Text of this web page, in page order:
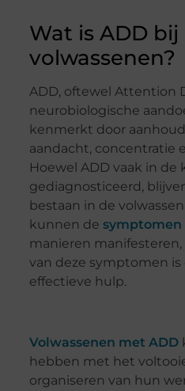
Wat is ADD bij
volwassenen?
ADD, oftewel Attention
neurobiologische
kenmerkt door
aandacht, concentratie
Hoewel ADD vaak in
gediagnosticeerd,
bestaan in de
kunnen de symptomen
manieren
van deze symptomen is
effectieve hulp.
Volwassenen met ADD
hebben met het
organiseren van hun